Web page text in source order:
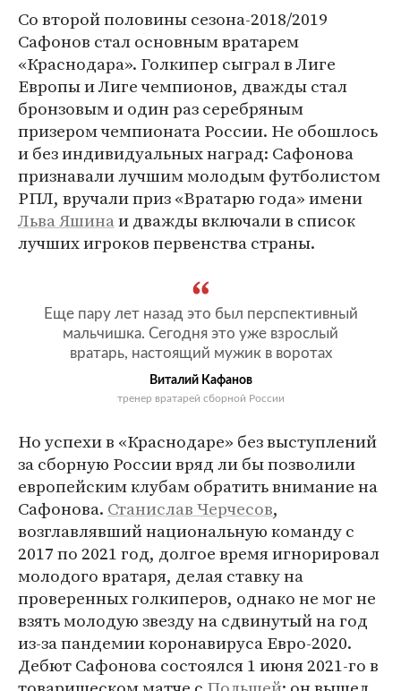
Со второй половины сезона-2018/2019
Сафонов стал основным вратарем
«Краснодара». Голкипер сыграл в Лиге
Европы и Лиге чемпионов, дважды стал
бронзовым и один раз серебряным
призером чемпионата России. Не обошлось
и без индивидуальных наград: Сафонова
признавали лучшим молодым футболистом
РПЛ, вручали приз «Вратарю года» имени
Льва Яшинаи дважды включали в список
лучших игроков первенства страны.
Еще пару лет назад это был перспективный
мальчишка. Сегодня это уже взрослый
вратарь, настоящий мужик в воротах
Виталий Кафанов
тренер вратарей сборной России
Но успехи в «Краснодаре» без выступлений
за сборную России вряд ли бы позволили
европейским клубам обратить внимание на
Сафонова. Станислав Черчесов,
возглавлявший национальную команду с
2017 по 2021 год, долгое время игнорировал
молодого вратаря, делая ставку на
проверенных голкиперов, однако не мог не
взять молодую звезду на сдвинутый на год
из-за пандемии коронавируса Евро-2020.
Дебют Сафонова состоялся 1 июня 2021-го в